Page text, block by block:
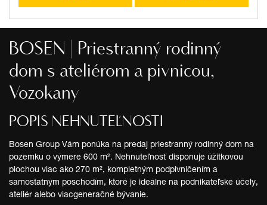
BOSEN | Priestranný rodinný
dom s ateliérom a pivnicou,
Vozokany
POPIS NEHNUTEĽNOSTI
Bosen Group Vám ponúka na predaj priestranný rodinný dom na
pozemku o výmere 600 m². Nehnuteľnosť disponuje úžitkovou
plochou viac ako 270 m², kompletným podpivničením a
samostatným poschodím, ktoré je ideálne na podnikateľské účely,
ateliér alebo viacgeneračné bývanie.